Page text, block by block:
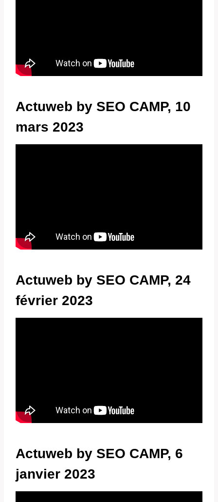
Actuweb by SEO CAMP, 10
mars 2023
Actuweb by SEO CAMP, 24
février 2023
Actuweb by SEO CAMP, 6
janvier 2023